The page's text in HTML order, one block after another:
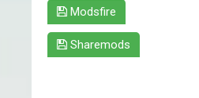
Modsfire
Sharemods